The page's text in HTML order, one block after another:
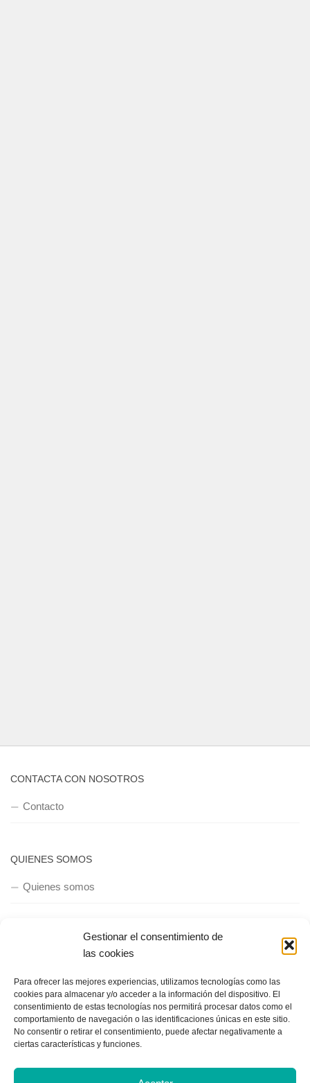
Gestionar el consentimiento de
las cookies
Para ofrecer las mejores experiencias, utilizamos tecnologías como las
cookies para almacenar y/o acceder a la información del dispositivo. El
consentimiento de estas tecnologías nos permitirá procesar datos como el
comportamiento de navegación o las identificaciones únicas en este sitio.
No consentir o retirar el consentimiento, puede afectar negativamente a
ciertas características y funciones.
CONTACTA CON NOSOTROS
Contacto
QUIENES SOMOS
Quienes somos
POLÍTICA DE PRIVACIDAD